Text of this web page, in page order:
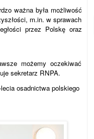
ważna była możliwość
m.in. w sprawach
przez Polskȩ oraz
możemy oczekiwać
sekretarz RNPA.
osadnictwa polskiego